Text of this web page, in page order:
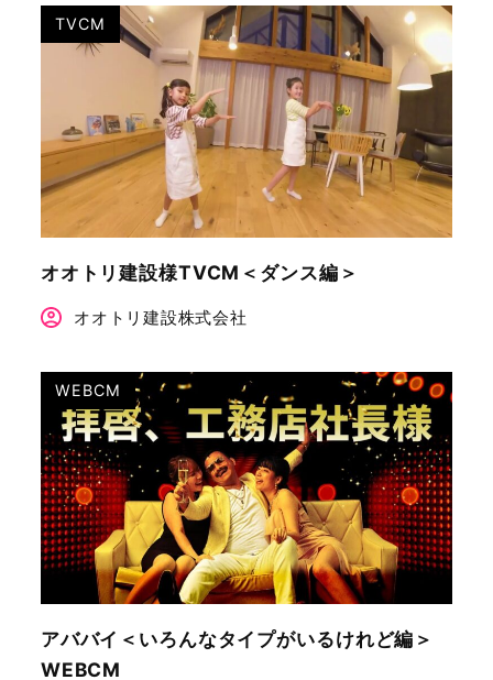
TVCM
オオトリ建設様TVCM＜ダンス編＞
オオトリ建設株式会社
WEBCM
アババイ＜いろんなタイプがいるけれど編＞
WEBCM